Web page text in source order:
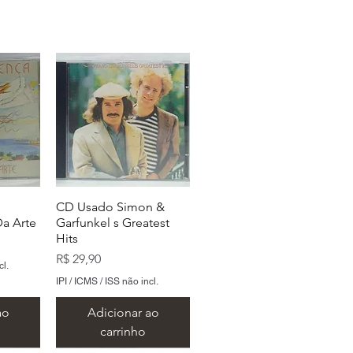
Arte
CD Usado Simon &
Garfunkel s Greatest
Hits
Preço
R$ 29,90
IPI / ICMS / ISS não incl.
Adicionar ao
carrinho